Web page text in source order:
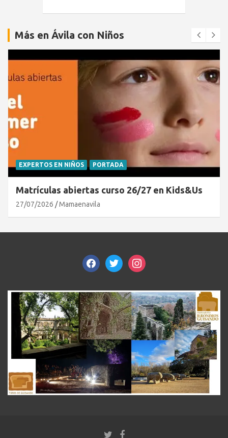
Más en Ávila con Niños
EXPERTOS EN NIÑOS PORTADA
Matrículas abiertas curso 26/27 en Kids&Us
27/07/2026 Mamaenavila
facebooktwitterinstagram